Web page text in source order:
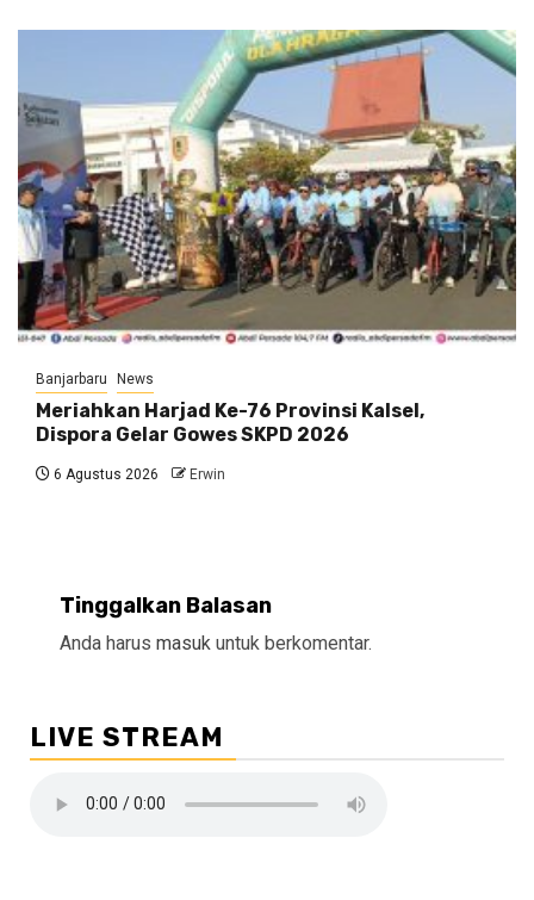
Banjarbaru News
Meriahkan Harjad Ke-76 Provinsi Kalsel,
Dispora Gelar Gowes SKPD 2026
6 Agustus 2026 Erwin
Tinggalkan Balasan
Anda harus masuk untuk berkomentar.
LIVE STREAM